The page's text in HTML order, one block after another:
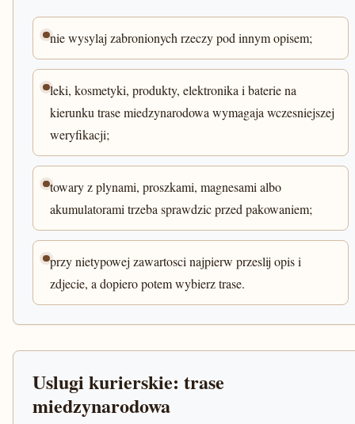
nie wysylaj zabronionych rzeczy pod innym opisem;
leki, kosmetyki, produkty, elektronika i baterie na
kierunku trase miedzynarodowa wymagaja wczesniejszej
weryfikacji;
towary z plynami, proszkami, magnesami albo
akumulatorami trzeba sprawdzic przed pakowaniem;
przy nietypowej zawartosci najpierw przeslij opis i
zdjecie, a dopiero potem wybierz trase.
Uslugi kurierskie: trase
miedzynarodowa